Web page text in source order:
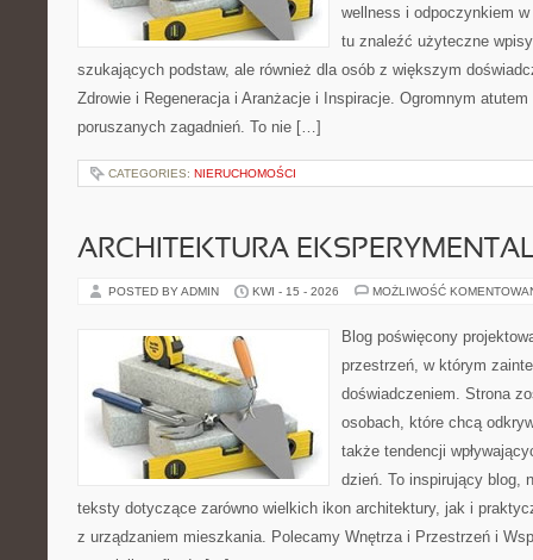
wellness i odpoczynkiem
tu znaleźć użyteczne
szukających podstaw, ale również dla osób z większym
Zdrowie i Regeneracja i Aranżacje i Inspiracje. Ogromnym
poruszanych zagadnień. To nie […]
CATEGORIES: NIERUCHOMOŚCI
ARCHITEKTURA
POSTED BY ADMIN KWI - 15 - 2026 MOŻLIWOŚĆ
Blog poświęcony
przestrzeń, w którym
doświadczeniem. Strona
osobach, które chcą
także tendencji
dzień. To inspirujący blog,
teksty dotyczące zarówno wielkich ikon architektury, jak i
z urządzaniem mieszkania. Polecamy Wnętrza i Przestrzeń i